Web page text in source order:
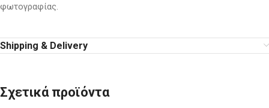
φωτογραφίας.
Shipping & Delivery
Σχετικά προϊόντα